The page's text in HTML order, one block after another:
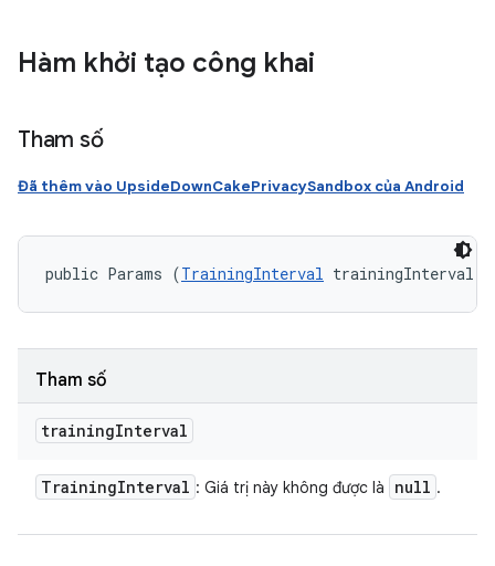
Hàm khởi tạo công khai
Tham số
Đã thêm vào UpsideDownCakePrivacySandbox của Android
public Params (TrainingInterval trainingInterval)
Tham số
trainingInterval
TrainingInterval : Giá trị này không được là null .